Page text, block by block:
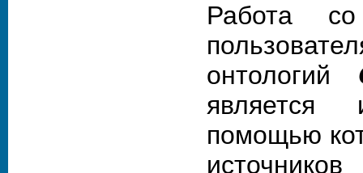
Работа
онтологий
является
помощью